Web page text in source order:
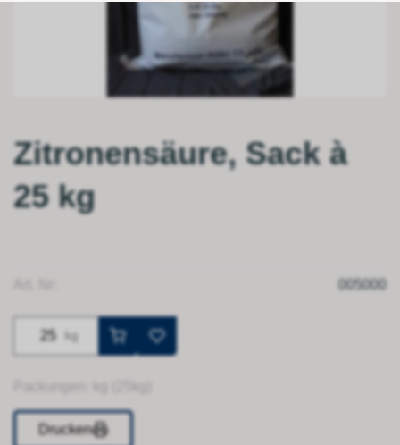
Zitronensäure, Sack à
25 kg
005000
kg
Drucken